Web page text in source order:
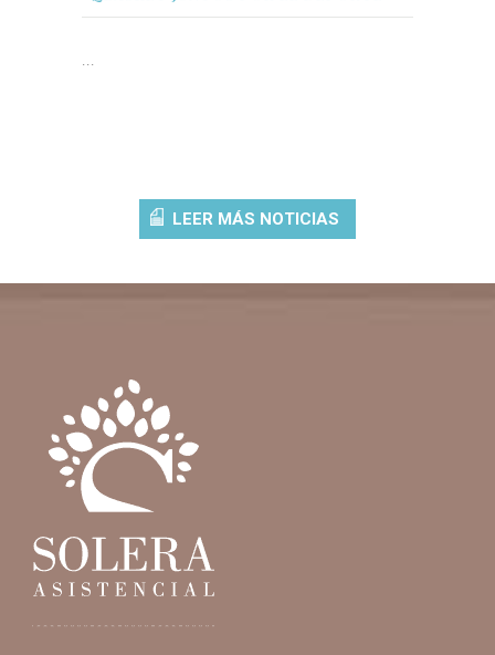
...
LEER MÁS NOTICIAS